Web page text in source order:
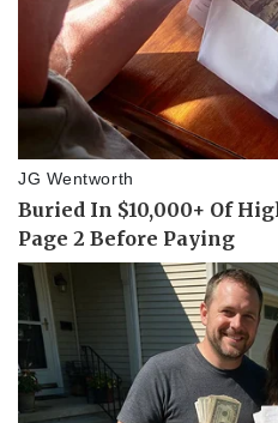
Sức khỏe
Dinh dưỡng - món ngon
Cây thuốc
Sản phụ khoa
Nhi khoa
Nam khoa
Làm đẹp - giảm cân